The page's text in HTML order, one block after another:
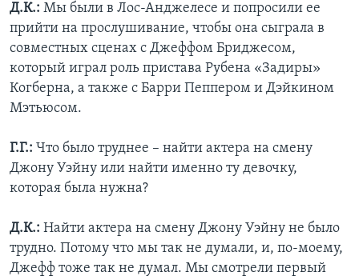
Д.К.: Мы были в Лос-Анджелесе и попросили ее
прийти на прослушивание, чтобы она сыграла в
совместных сценах с Джеффом Бриджесом,
который играл роль пристава Рубена «Задиры»
Когберна, а также с Барри Пеппером и Дэйкином
Мэтьюсом.
Г.Г.: Что было труднее – найти актера на смену
Джону Уэйну или найти именно ту девочку,
которая была нужна?
Д.К.: Найти актера на смену Джону Уэйну не было
трудно. Потому что мы так не думали, и, по-моему,
Джефф тоже так не думал. Мы смотрели первый